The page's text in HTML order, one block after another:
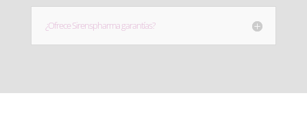
¿Ofrece Sirenspharma garantías?